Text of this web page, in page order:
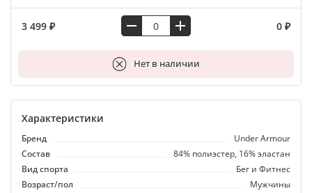
3 499 ₽ 0 ₽
Нет в наличии
В корзину
Характеристики
Бренд
Under Armour
Состав
84% полиэстер, 16% эластан
Вид спорта
Бег и Фитнес
Возраст/пол
Мужчины